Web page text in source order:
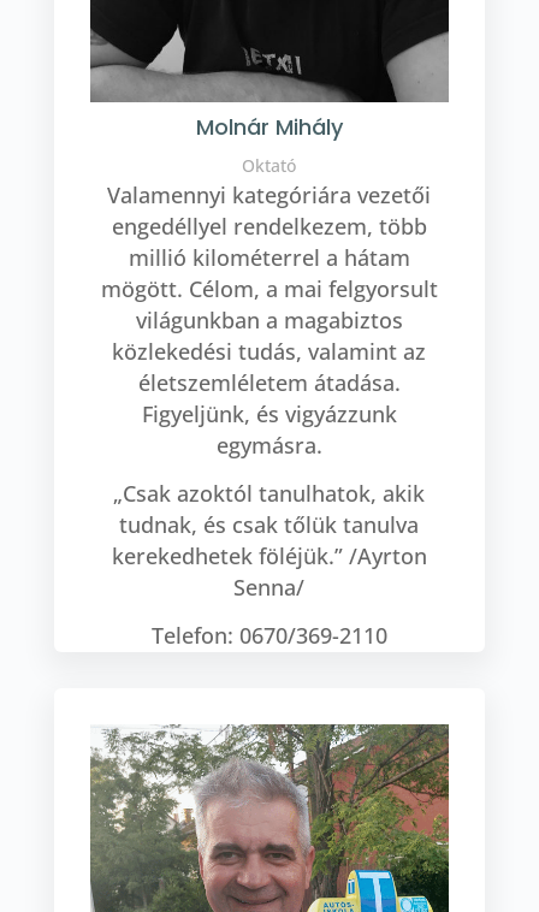
Molnár Mihály
Oktató
Valamennyi kategóriára vezetői
engedéllyel rendelkezem, több
millió kilométerrel a hátam
mögött. Célom, a mai felgyorsult
világunkban a magabiztos
közlekedési tudás, valamint az
életszemléletem átadása.
Figyeljünk, és vigyázzunk
egymásra.
„Csak azoktól tanulhatok, akik
tudnak, és csak tőlük tanulva
kerekedhetek föléjük.” /Ayrton
Senna/
Telefon: 0670/369-2110